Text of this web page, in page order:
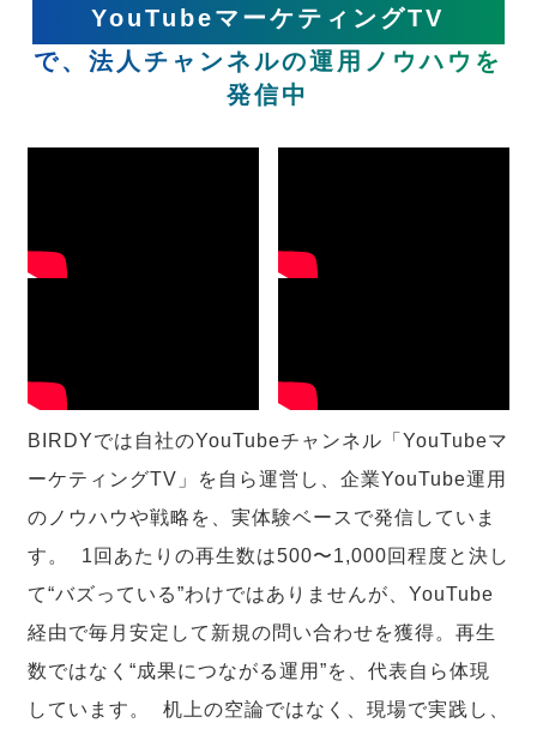
YouTubeマーケティングTV
で、法人チャンネルの運用ノウハウを
発信中
BIRDYでは自社のYouTubeチャンネル「YouTubeマ
ーケティングTV」を自ら運営し、企業YouTube運用
のノウハウや戦略を、実体験ベースで発信していま
す。 1回あたりの再生数は500〜1,000回程度と決し
て“バズっている”わけではありませんが、YouTube
経由で毎月安定して新規の問い合わせを獲得。再生
数ではなく“成果につながる運用”を、代表自ら体現
しています。 机上の空論ではなく、現場で実践し、